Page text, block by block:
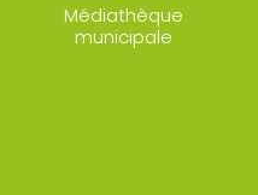
Médiathèque
municipale